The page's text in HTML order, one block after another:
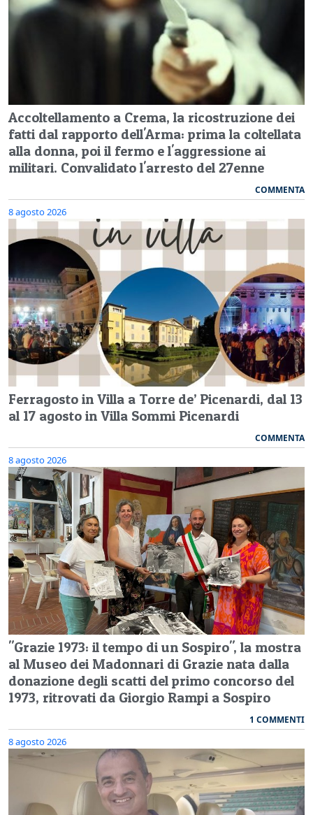
Accoltellamento a Crema, la ricostruzione dei
fatti dal rapporto dell'Arma: prima la coltellata
alla donna, poi il fermo e l'aggressione ai
militari. Convalidato l'arresto del 27enne
COMMENTA
8 agosto 2026
Ferragosto in Villa a Torre de’ Picenardi, dal 13
al 17 agosto in Villa Sommi Picenardi
COMMENTA
8 agosto 2026
"Grazie 1973: il tempo di un Sospiro", la mostra
al Museo dei Madonnari di Grazie nata dalla
donazione degli scatti del primo concorso del
1973, ritrovati da Giorgio Rampi a Sospiro
1 COMMENTI
8 agosto 2026